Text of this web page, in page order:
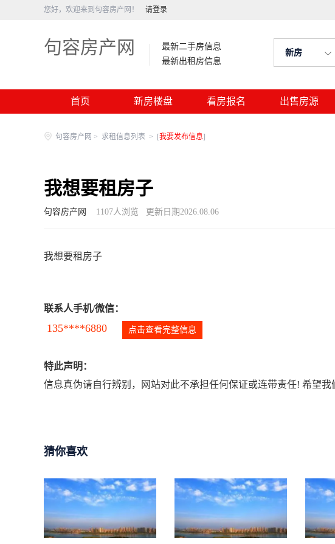
您好，欢迎来到句容房产网！ 请登录
句容房产网
最新二手房信息
最新出租房信息
新房
首页 新房楼盘 看房报名 出售房源
句容房产网 > 求租信息列表 > [我要发布信息]
我想要租房子
句容房产网 1107人浏览 更新日期2026.08.06
我想要租房子
联系人手机/微信：
135****6880 点击查看完整信息
特此声明：
信息真伪请自行辨别，网站对此不承担任何保证或连带责任! 希望我
猜你喜欢